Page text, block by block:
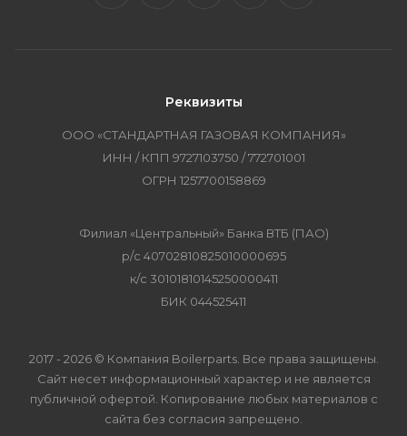
Реквизиты
ООО «СТАНДАРТНАЯ ГАЗОВАЯ КОМПАНИЯ»
ИНН / КПП 9727103750 / 772701001
ОГРН 1257700158869
Филиал «Центральный» Банка ВТБ (ПАО)
р/с 40702810825010000695
к/с 30101810145250000411
БИК 044525411
2017 - 2026 © Компания Boilerparts. Все права защищены.
Сайт несет информационный характер и не является
публичной офертой. Копирование любых материалов с
сайта без согласия запрещено.